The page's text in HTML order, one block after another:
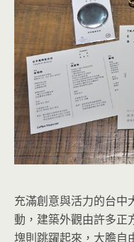
充滿創意與活力的台中
動，建築外觀由許多正
塊則跳躍起來，大膽自